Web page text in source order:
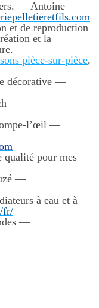
— Antoine
et de reproduction
et la
pièce-sur-pièce,
décorative —
—
l’œil —
qualité pour mes
—
à eau et à
fr/
—